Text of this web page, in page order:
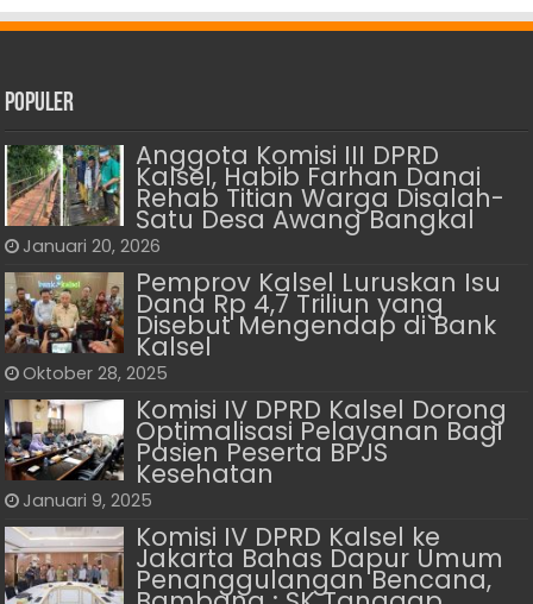
Populer
Anggota Komisi III DPRD
Kalsel, Habib Farhan Danai
Rehab Titian Warga Disalah-
Satu Desa Awang Bangkal
Januari 20, 2026
Pemprov Kalsel Luruskan Isu
Dana Rp 4,7 Triliun yang
Disebut Mengendap di Bank
Kalsel
Oktober 28, 2025
Komisi IV DPRD Kalsel Dorong
Optimalisasi Pelayanan Bagi
Pasien Peserta BPJS
Kesehatan
Januari 9, 2025
Komisi IV DPRD Kalsel ke
Jakarta Bahas Dapur Umum
Penanggulangan Bencana,